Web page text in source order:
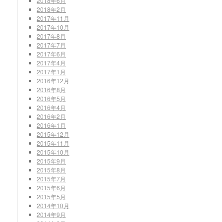
2018年2月
2017年11月
2017年10月
2017年8月
2017年7月
2017年6月
2017年4月
2017年1月
2016年12月
2016年8月
2016年5月
2016年4月
2016年2月
2016年1月
2015年12月
2015年11月
2015年10月
2015年9月
2015年8月
2015年7月
2015年6月
2015年5月
2014年10月
2014年9月